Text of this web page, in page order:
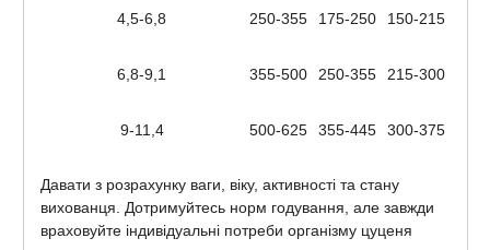
4,5-6,8 250-355 175-250 150-215
6,8-9,1 355-500 250-355 215-300
9-11,4 500-625 355-445 300-375
Давати з розрахунку ваги, віку, активності та стану
вихованця. Дотримуйтесь норм годування, але завжди
враховуйте індивідуальні потреби організму цуценя